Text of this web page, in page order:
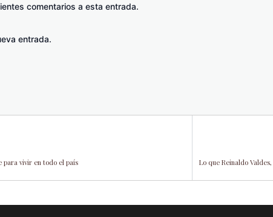
comentarios a esta entrada.
entrada.
para vivir en todo el país Lo que Reinaldo